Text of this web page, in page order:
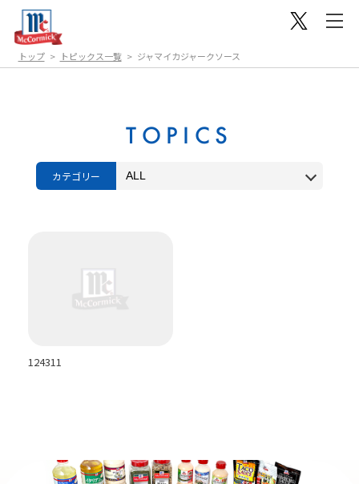
トップ トピックス一覧 ジャマイカジャークソース
TOPICS
カテゴリー
124311